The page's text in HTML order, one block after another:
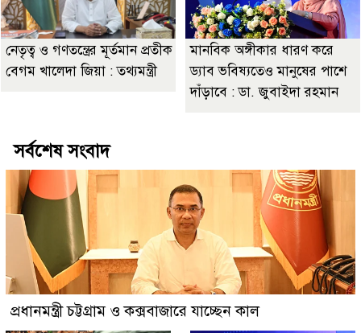
নেতৃত্ব ও গণতন্ত্রের মূর্তমান প্রতীক
বেগম খালেদা জিয়া : তথ্যমন্ত্রী
মানবিক অঙ্গীকার ধারণ করে
ড্যাব ভবিষ্যতেও মানুষের পাশে
দাঁড়াবে : ডা. জুবাইদা রহমান
সর্বশেষ সংবাদ
প্রধানমন্ত্রী চট্টগ্রাম ও কক্সবাজারে যাচ্ছেন কাল